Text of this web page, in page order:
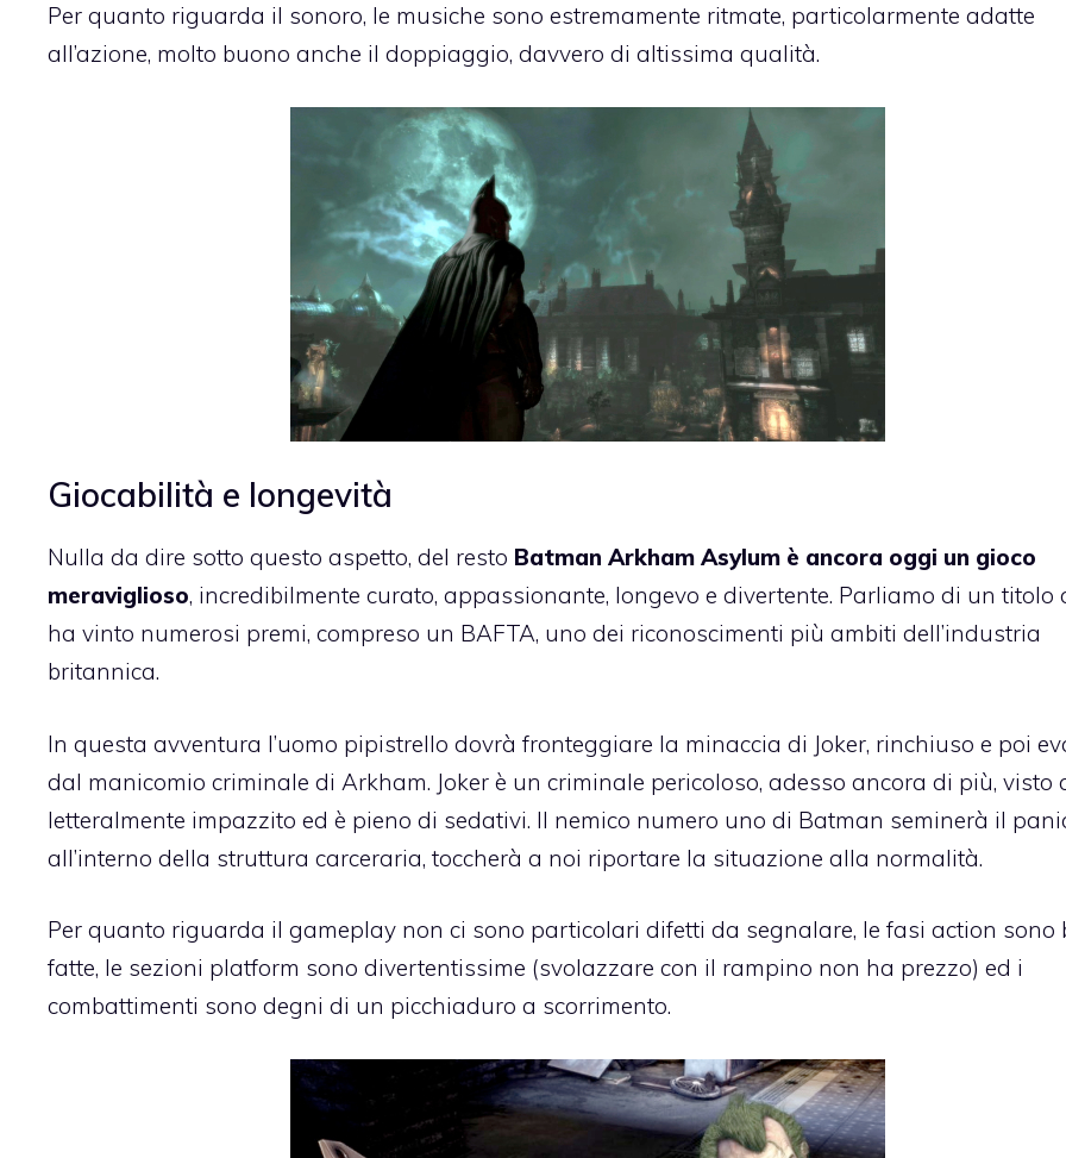
Per quanto riguarda il sonoro, le musiche sono estremamente ritmate, particolarmente adatte
all’azione, molto buono anche il doppiaggio, davvero di altissima qualità.
Giocabilità e longevità
Nulla da dire sotto questo aspetto, del resto Batman Arkham Asylum è ancora oggi un gioco
meraviglioso, incredibilmente curato, appassionante, longevo e divertente. Parliamo di un titolo
ha vinto numerosi premi, compreso un BAFTA, uno dei riconoscimenti più ambiti dell’industria
britannica.
In questa avventura l’uomo pipistrello dovrà fronteggiare la minaccia di Joker, rinchiuso e poi
dal manicomio criminale di Arkham. Joker è un criminale pericoloso, adesso ancora di più, visto
letteralmente impazzito ed è pieno di sedativi. Il nemico numero uno di Batman seminerà il
all’interno della struttura carceraria, toccherà a noi riportare la situazione alla normalità.
Per quanto riguarda il gameplay non ci sono particolari difetti da segnalare, le fasi action sono
fatte, le sezioni platform sono divertentissime (svolazzare con il rampino non ha prezzo) ed i
combattimenti sono degni di un picchiaduro a scorrimento.